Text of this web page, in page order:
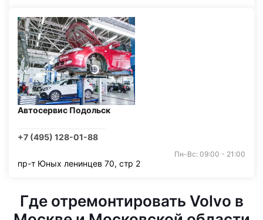
Автосервис Подольск
+7 (495) 128-01-88
Пн-Вс: 09:00 - 21:00
пр-т Юных ленинцев 70, стр 2
Где отремонтировать Volvo в